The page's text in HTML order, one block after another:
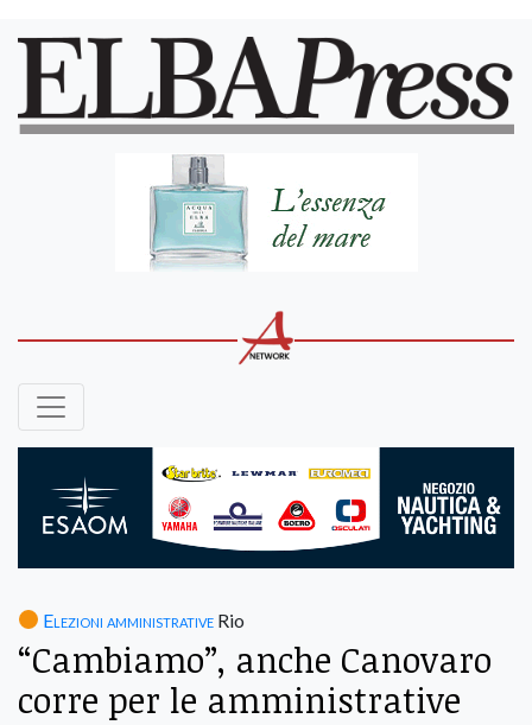
Elezioni amministrative Rio
“Cambiamo”, anche Canovaro
corre per le amministrative